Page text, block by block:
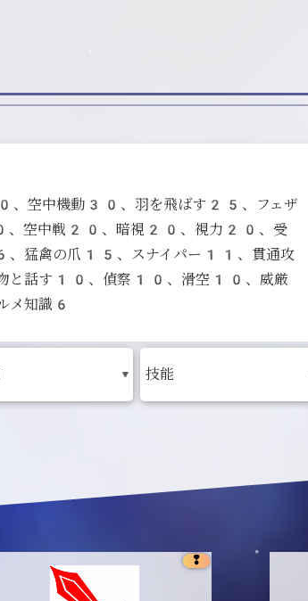
中機動30、羽を飛ばす25、フェザ
、空中戦20、暗視20、視力20、受
猛禽の爪15、スナイパー11、貫通攻
と話す10、偵察10、滑空10、威厳
メ知識6
❢